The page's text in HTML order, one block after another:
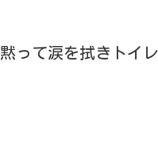
って涙を拭きトイレ